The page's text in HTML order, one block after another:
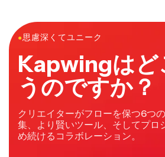
●思慮深くてユニーク
Kapwingはど
うのですか？
クリエイターがフローを保つ6つ
集、より賢いツール、そしてプロ
め続けるコラボレーション。